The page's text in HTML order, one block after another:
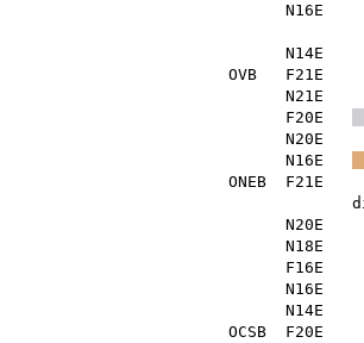
OVB F21E
F20E
N16E
ONEB F21E
N18E
F16E
N14E
OCSB